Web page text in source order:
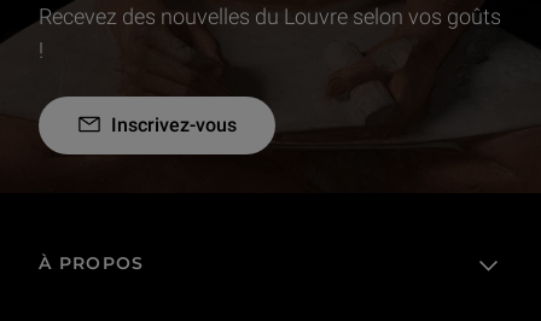
Recevez des nouvelles du Louvre selon vos goûts
!
Inscrivez-vous
À PROPOS